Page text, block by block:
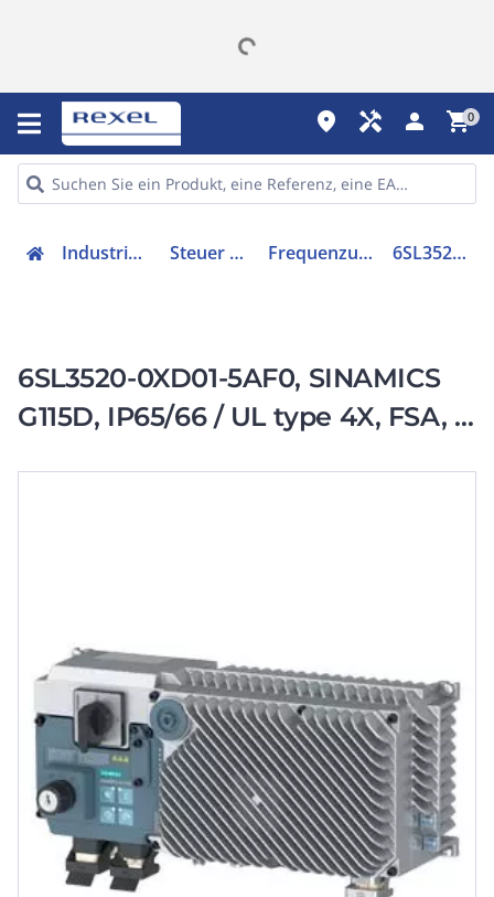
place handyman person shopping_cart0
Industriekomponenten Steuer & Regelgeräte Frequenzumrichter =< 1 kV 6SL35200XD015AF0
6SL3520-0XD01-5AF0, SINAMICS
G115D, IP65/66 / UL type 4X, FSA, 3